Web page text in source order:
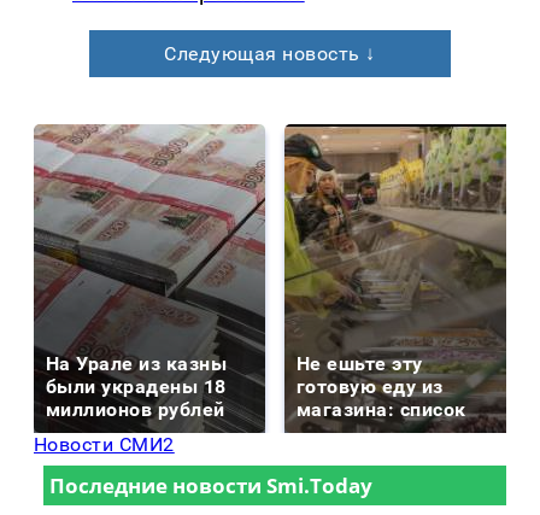
Следующая новость ↓
На Урале из казны
были украдены 18
миллионов рублей
Не ешьте эту
готовую еду из
магазина: список
Новости СМИ2